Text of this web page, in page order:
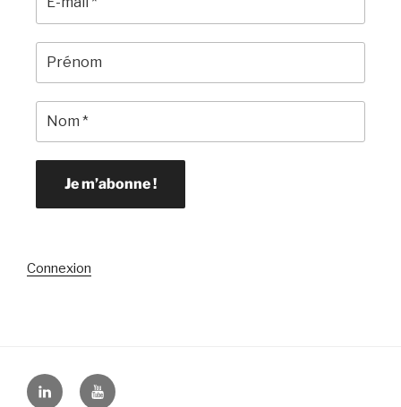
Connexion
LinkedinYouTube